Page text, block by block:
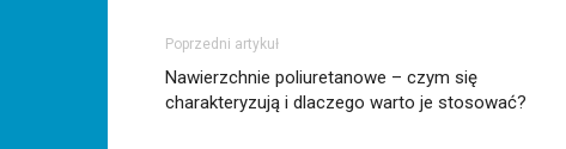
Poprzedni artykuł
Nawierzchnie poliuretanowe – czym się
charakteryzują i dlaczego warto je stosować?